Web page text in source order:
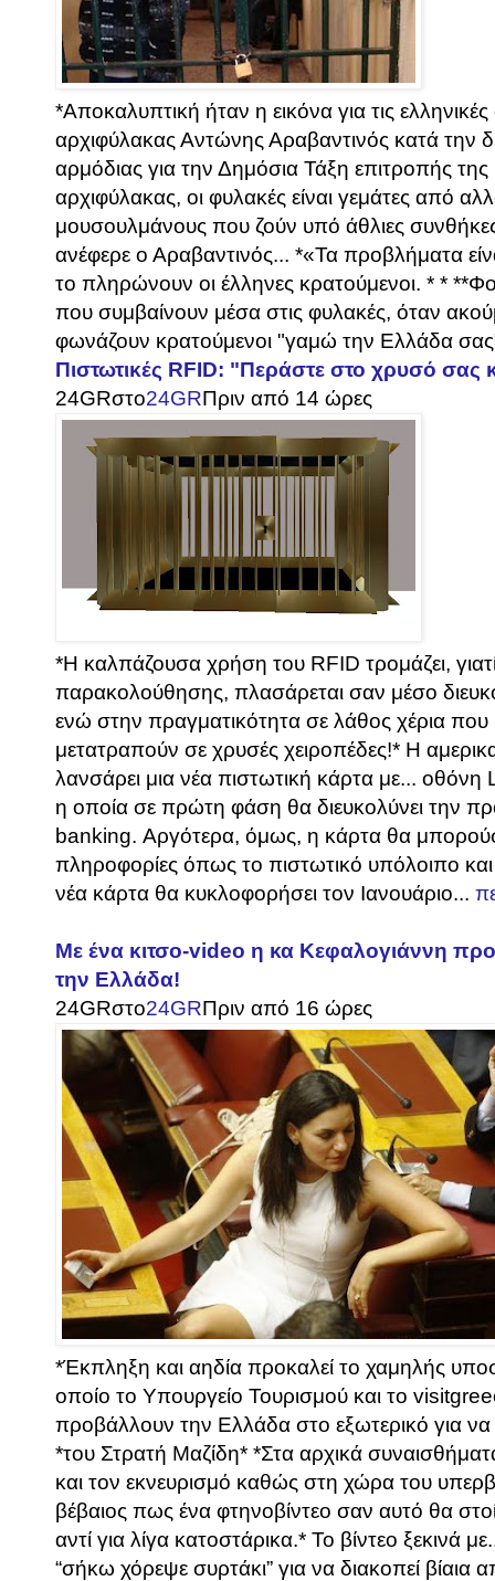
*Αποκαλυπτική ήταν η εικόνα για τις
αρχιφύλακας Αντώνης Αραβαντινός κατά την
αρμόδιας για την Δημόσια Τάξη επιτροπής
αρχιφύλακας, οι φυλακές είναι γεμάτες από
μουσουλμάνους που ζούν υπό άθλιες
ανέφερε ο Αραβαντινός... *«Τα προβλήματα
το πληρώνουν οι έλληνες κρατούμενοι. * *
που συμβαίνουν μέσα στις φυλακές, όταν
φωνάζουν κρατούμενοι "γαμώ την Ελλάδα
Πιστωτικές RFID: "Περάστε στο χρυσό σας
24GRστο24GRΠριν από 14 ώρες
*Η καλπάζουσα χρήση του RFID τρομάζει,
παρακολούθησης, πλασάρεται σαν μέσο
ενώ στην πραγματικότητα σε λάθος χέρια
μετατραπούν σε χρυσές χειροπέδες!* Η
λανσάρει μια νέα πιστωτική κάρτα με...
η οποία σε πρώτη φάση θα διευκολύνει την
banking. Αργότερα, όμως, η κάρτα θα
πληροφορίες όπως το πιστωτικό υπόλοιπο
νέα κάρτα θα κυκλοφορήσει τον Ιανουάριο...
Με ένα κιτσο-video η κα Κεφαλογιάννη
την Ελλάδα!
24GRστο24GRΠριν από 16 ώρες
*Έκπληξη και αηδία προκαλεί το χαμηλής
οποίο το Υπουργείο Τουρισμού και το
προβάλλουν την Ελλάδα στο εξωτερικό για
*του Στρατή Μαζίδη* *Στα αρχικά
και τον εκνευρισμό καθώς στη χώρα του
βέβαιος πως ένα φτηνοβίντεο σαν αυτό θα
αντί για λίγα κατοστάρικα.* Το βίντεο ξεκινά
“σήκω χόρεψε συρτάκι” για να διακοπεί